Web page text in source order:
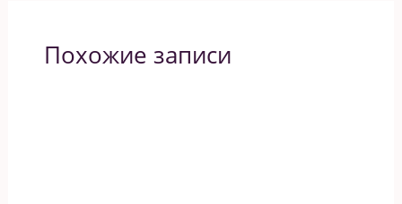
Похожие записи